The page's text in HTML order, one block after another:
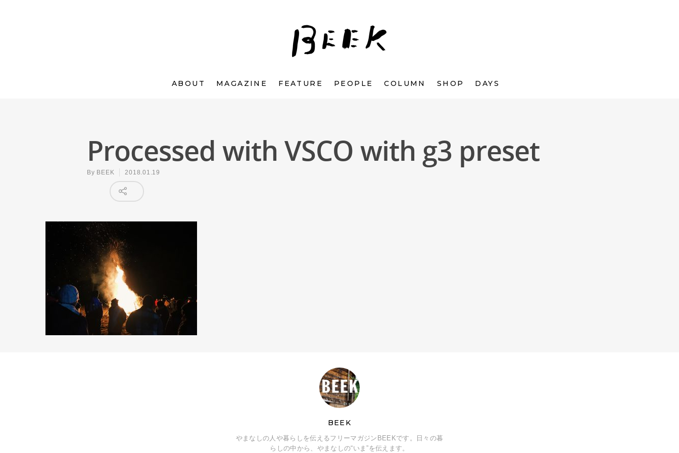
ABOUT MAGAZINE FEATURE PEOPLE COLUMN SHOP DAYS
Processed with VSCO with g3 preset
By BEEK 2018.01.19
BEEK
やまなしの人や暮らしを伝えるフリーマガジンBEEKです。日々の暮
らしの中から、やまなしの“いま”を伝えます。